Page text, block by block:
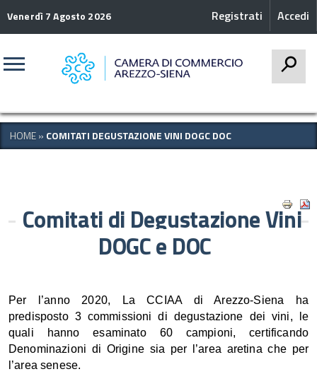
Venerdì 7 Agosto 2026 Accedi
Registrati
HOME» COMITATI DEGUSTAZIONE VINI DOGC DOC
Comitati di Degustazione Vini
DOGC e DOC
Per l’anno 2020, La CCIAA di Arezzo-Siena ha
predisposto 3 commissioni di degustazione dei vini, le
quali hanno esaminato 60 campioni, certificando
Denominazioni di Origine sia per l’area aretina che per
l’area senese.